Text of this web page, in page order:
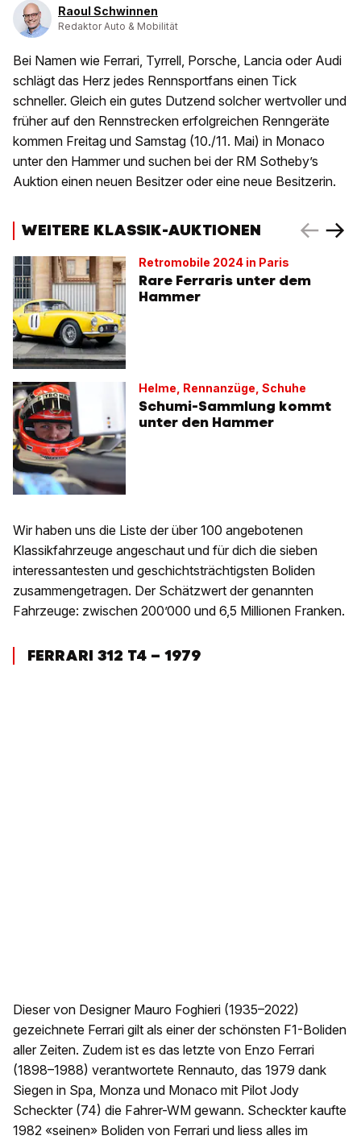
Raoul Schwinnen
Redaktor Auto & Mobilität
Bei Namen wie Ferrari, Tyrrell, Porsche, Lancia oder Audi
schlägt das Herz jedes Rennsportfans einen Tick
schneller. Gleich ein gutes Dutzend solcher wertvoller und
früher auf den Rennstrecken erfolgreichen Renngeräte
kommen Freitag und Samstag (10./11. Mai) in Monaco
unter den Hammer und suchen bei der RM Sotheby’s
Auktion einen neuen Besitzer oder eine neue Besitzerin.
WEITERE KLASSIK-AUKTIONEN
Retromobile 2024 in Paris
Rare Ferraris unter dem
Hammer
Helme, Rennanzüge, Schuhe
Schumi-Sammlung kommt
unter den Hammer
Wir haben uns die Liste der über 100 angebotenen
Klassikfahrzeuge angeschaut und für dich die sieben
interessantesten und geschichtsträchtigsten Boliden
zusammengetragen. Der Schätzwert der genannten
Fahrzeuge: zwischen 200’000 und 6,5 Millionen Franken.
FERRARI 312 T4 – 1979
Dieser von Designer Mauro Foghieri (1935–2022)
gezeichnete Ferrari gilt als einer der schönsten F1-Boliden
aller Zeiten. Zudem ist es das letzte von Enzo Ferrari
(1898–1988) verantwortete Rennauto, das 1979 dank
Siegen in Spa, Monza und Monaco mit Pilot Jody
Scheckter (74) die Fahrer-WM gewann. Scheckter kaufte
1982 «seinen» Boliden von Ferrari und liess alles im